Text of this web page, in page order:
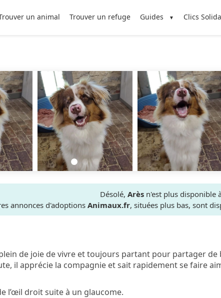
un animal Trouver un refuge Guides Clics
Désolé, Arès n'est plus disponible
annonces d'adoptionsAnimaux.fr, situées plus bas, sont
de joie de vivre et toujours partant pour partager de
il apprécie la compagnie et sait rapidement se faire
l’œil droit suite à un glaucome.